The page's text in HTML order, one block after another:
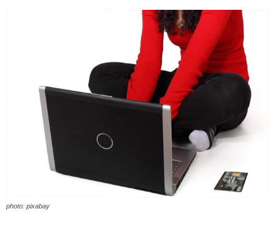
photo: pixabay